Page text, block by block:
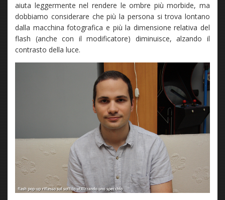
aiuta leggermente nel rendere le ombre più morbide, ma
dobbiamo considerare che più la persona si trova lontano
dalla macchina fotografica e più la dimensione relativa del
flash (anche con il modificatore) diminuisce, alzando il
contrasto della luce.